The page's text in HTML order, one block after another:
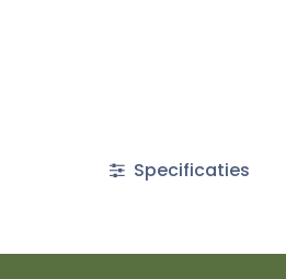
Specificaties